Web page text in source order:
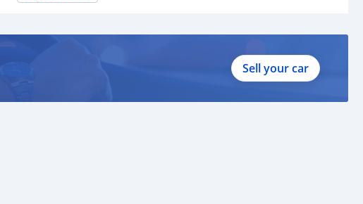
Sell your car